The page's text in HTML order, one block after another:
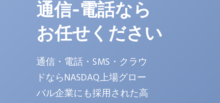
通信-電話なら
お任せください
通信・電話・SMS・クラウ
ドならNASDAQ上場グロー
バル企業にも採用された高